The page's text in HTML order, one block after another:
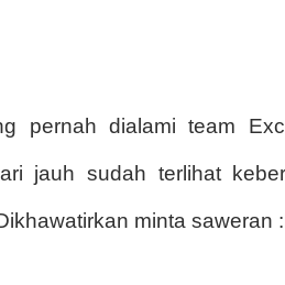
pernah dialami team
jauh sudah terlihat
minta saweran